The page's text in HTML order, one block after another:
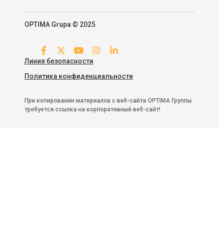
OPTIMA Grupa © 2025
Линия безопасности
Политика конфиденциальности
При копировании материалов с веб-сайта OPTIMA Группы
требуется ссылка на корпоративный веб-сайт!